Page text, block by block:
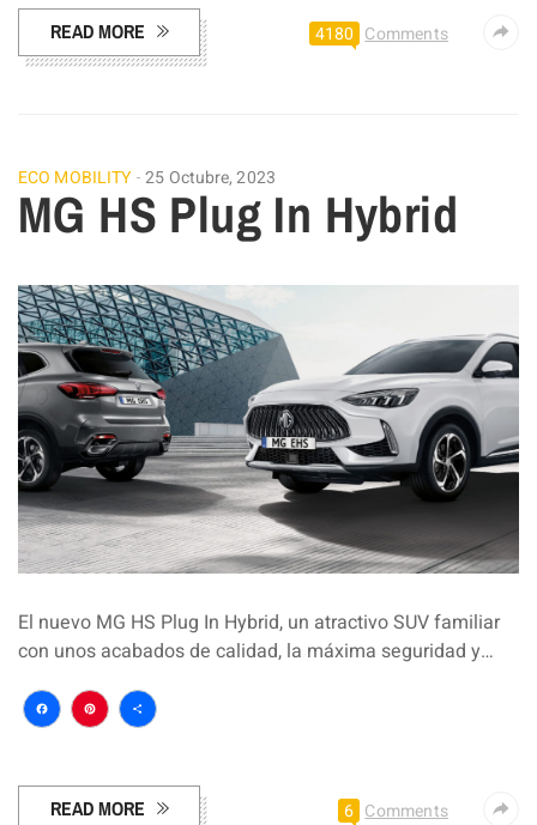
READ MORE 4180 Comments
ECO MOBILITY 25 Octubre, 2023
MG HS Plug In Hybrid
El nuevo MG HS Plug In Hybrid, un atractivo SUV familiar
con unos acabados de calidad, la máxima seguridad y…
Facebook
Pinterest
Compartir
READ MORE 6 Comments